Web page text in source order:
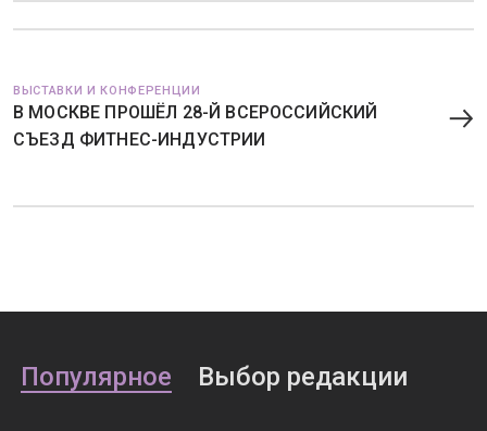
ВЫСТАВКИ И КОНФЕРЕНЦИИ
В МОСКВЕ ПРОШЁЛ 28-Й ВСЕРОССИЙСКИЙ
СЪЕЗД ФИТНЕС-ИНДУСТРИИ
Популярное Выбор редакции